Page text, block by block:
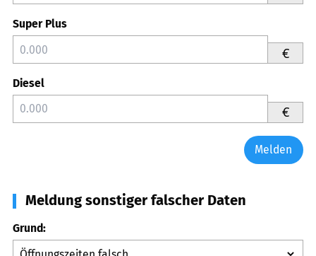
Super Plus
€
Diesel
€
Melden
Meldung sonstiger falscher Daten
Grund: